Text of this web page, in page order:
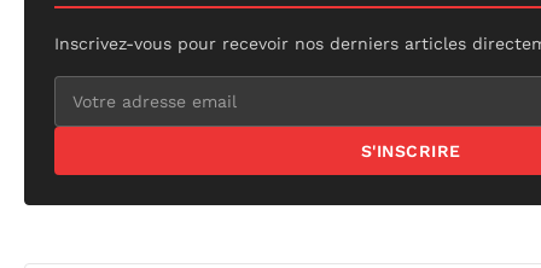
Inscrivez-vous pour recevoir nos derniers articles
S'INSCRIRE